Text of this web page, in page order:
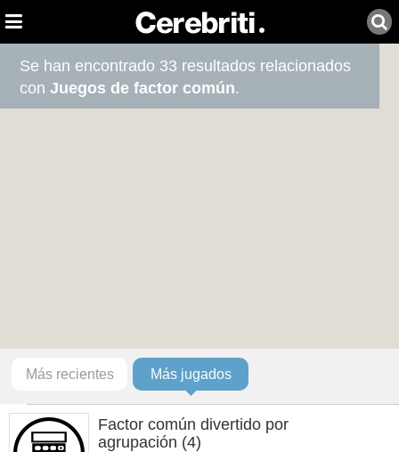
Se han encontrado 33 resultados relacionados
conJuegos de factor común.
Más recientes Más jugados
Factor común divertido por
agrupación (4)